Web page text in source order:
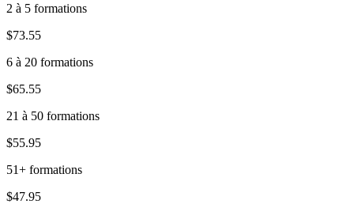
2 à 5 formations
$73.55
6 à 20 formations
$65.55
21 à 50 formations
$55.95
51+ formations
$47.95